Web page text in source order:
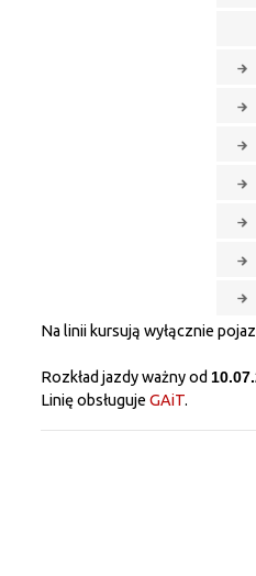
Na linii kursują wyłącznie
Rozkład jazdy ważny od
Linię obsługuje GAiT.